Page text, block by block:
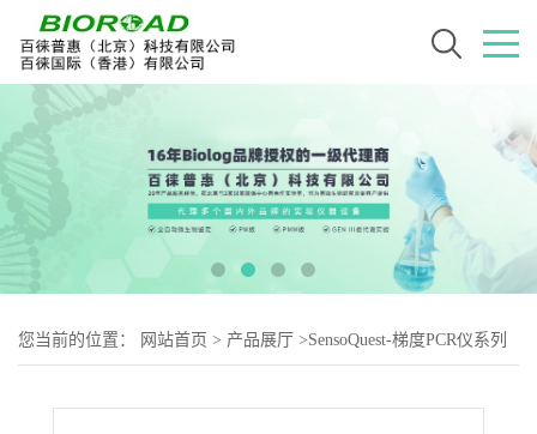
您当前的位置： 网站首页 > 产品展厅 >SensoQuest-梯度PCR仪系列